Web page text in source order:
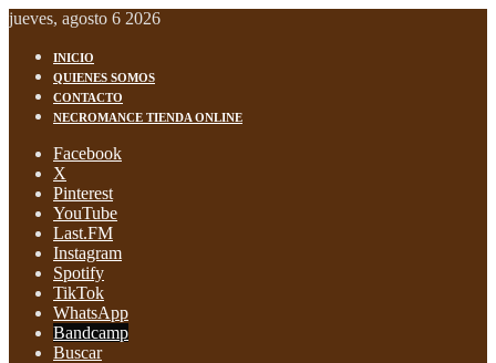
jueves, agosto 6 2026
INICIO
QUIENES SOMOS
CONTACTO
NECROMANCE TIENDA ONLINE
Facebook
X
Pinterest
YouTube
Last.FM
Instagram
Spotify
TikTok
WhatsApp
Bandcamp
Buscar